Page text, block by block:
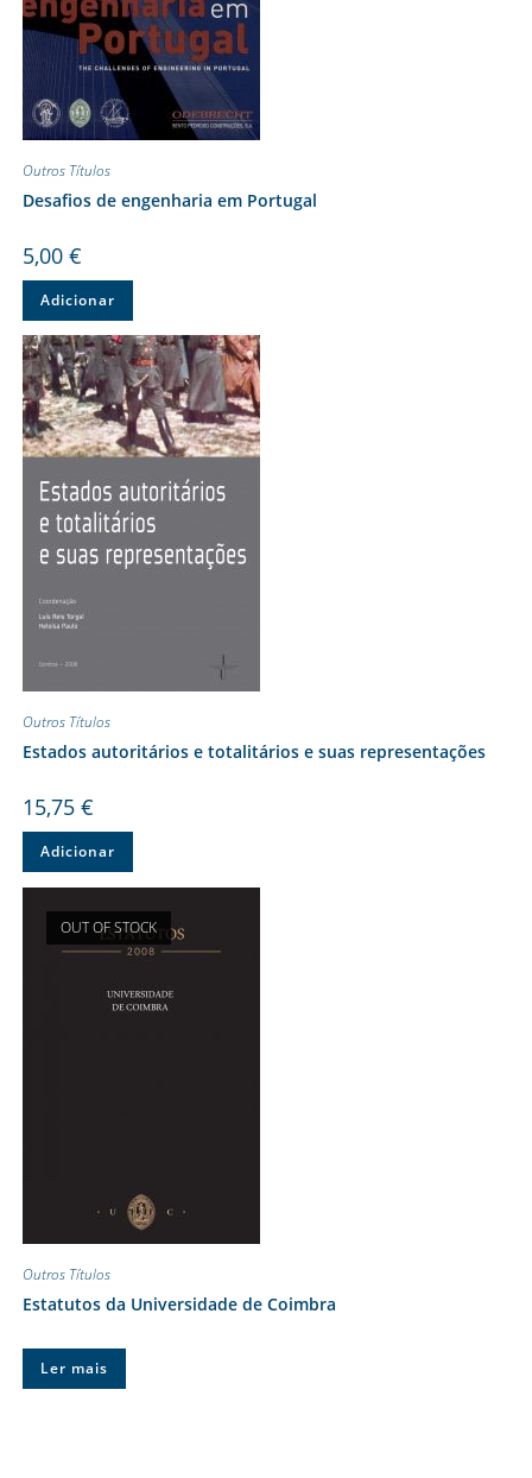
Outros Títulos
Desafios de engenharia em Portugal
5,00 €
Adicionar
Outros Títulos
Estados autoritários e totalitários e suas representações
15,75 €
Adicionar
OUT OF STOCK
Outros Títulos
Estatutos da Universidade de Coimbra
Ler mais